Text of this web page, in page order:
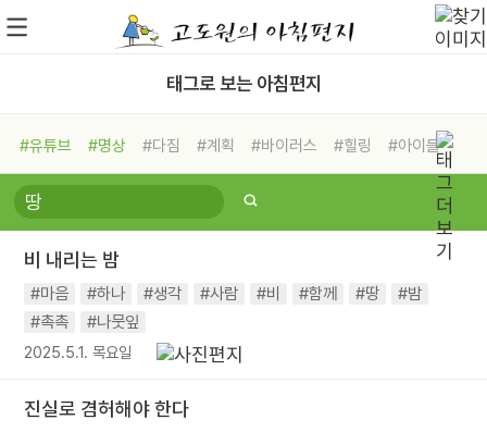
태그로 보는 아침편지
#유튜브 #명상 #다짐 #계획 #바이러스 #힐링
#아이들
#비전캠프
#독서캠프 #삶
#희망
#나눔 #친구 #링컨학교
#독서
#건강
비 내리는 밤
#마음 #하나 #생각 #사람 #비 #함께 #땅
#밤
#촉촉
#나뭇잎
2025.5.1. 목요일
진실로 겸허해야 한다